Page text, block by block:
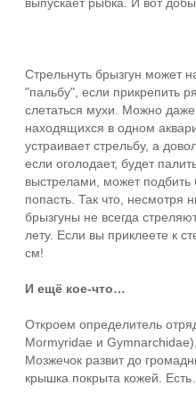
Стрельнуть брызгун может
"пальбу", если прикрепить
слетаться мухи. Можно даже
находящихся в одном
устраивает стрельбу, а
если оголодает, будет
выстрелами, может подбить
попасть. Так что, несмотря
брызгуны не всегда
лету. Если вы приклеете к
см!
И ещё кое-что…
Откроем определитель
Mormyridae и
Мозжечок развит до
крышка покрыта кожей.